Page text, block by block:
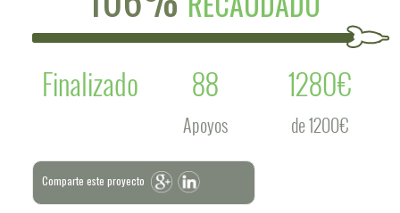
Finalizado
88
Apoyos
1280€
de 1200€
Comparte este proyecto